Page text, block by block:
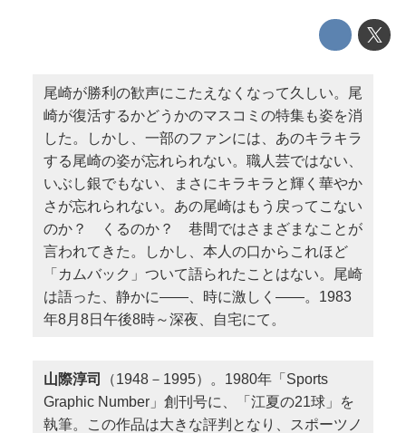
尾崎が勝利の歓声にこたえなくなって久しい。尾
崎が復活するかどうかのマスコミの特集も姿を消
した。しかし、一部のファンには、あのキラキラ
する尾崎の姿が忘れられない。職人芸ではない、
いぶし銀でもない、まさにキラキラと輝く華やか
さが忘れられない。あの尾崎はもう戻ってこない
のか？ くるのか？ 巷間ではさまざまなことが
言われてきた。しかし、本人の口からこれほど
「カムバック」ついて語られたことはない。尾崎
は語った、静かに――、時に激しく――。1983
年8月8日午後8時～深夜、自宅にて。
山際淳司
（1948－1995）。1980年「Sports
Graphic Number」創刊号に、「江夏の21球」を
執筆。この作品は大きな評判となり、スポーツノ